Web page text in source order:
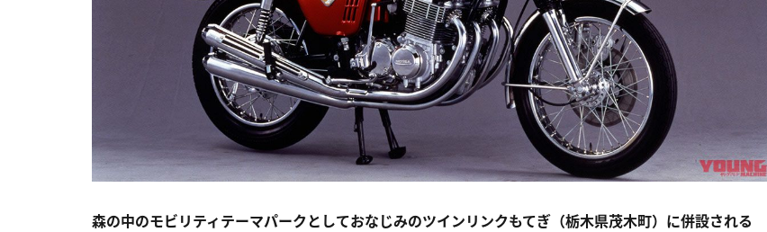
森の中のモビリティテーマパークとしておなじみのツインリンクもてぎ（栃木県茂木町）に併設される